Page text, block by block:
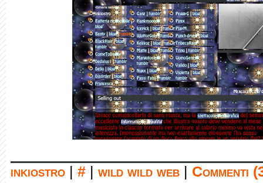
inkiostro | # | wild wild web | Commenti